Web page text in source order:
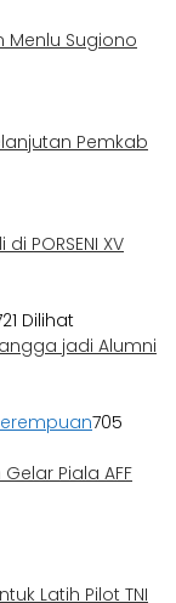
Menlu Sugiono
Pemkab
PORSENI XV
Dilihat
jadi Alumni
705
Piala AFF
Latih Pilot TNI